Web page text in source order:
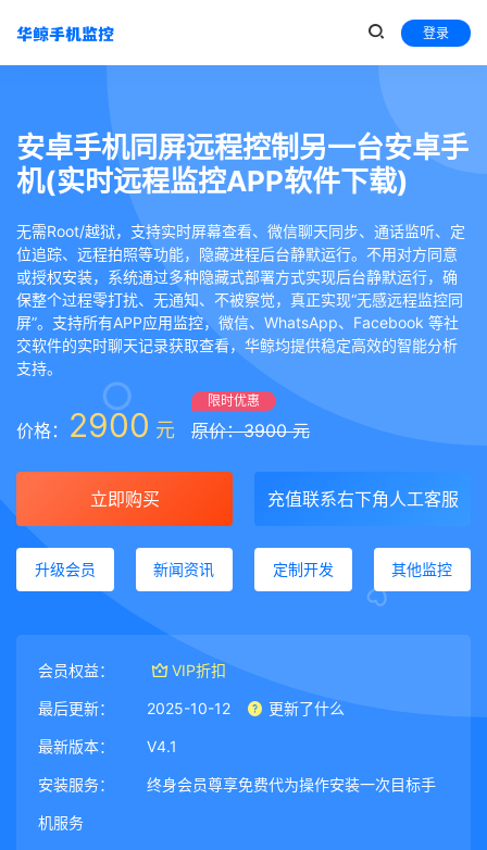
登录
安卓手机同屏远程控制另一台安卓手
机(实时远程监控APP软件下载)
无需Root/越狱，支持实时屏幕查看、微信聊天同步、通话监听、定
位追踪、远程拍照等功能，隐藏进程后台静默运行。不用对方同意
或授权安装，系统通过多种隐藏式部署方式实现后台静默运行，确
保整个过程零打扰、无通知、不被察觉，真正实现“无感远程监控同
屏”。支持所有APP应用监控，微信、WhatsApp、Facebook 等社
交软件的实时聊天记录获取查看，华鲸均提供稳定高效的智能分析
支持。
价格： 2900 元
限时优惠
原价：3900 元
立即购买 充值联系右下角人工客服
升级会员 新闻资讯 定制开发 其他监控
会员权益： VIP折扣
最后更新： 2025-10-12 更新了什么
最新版本： V4.1
安装服务： 终身会员尊享免费代为操作安装一次目标手
机服务